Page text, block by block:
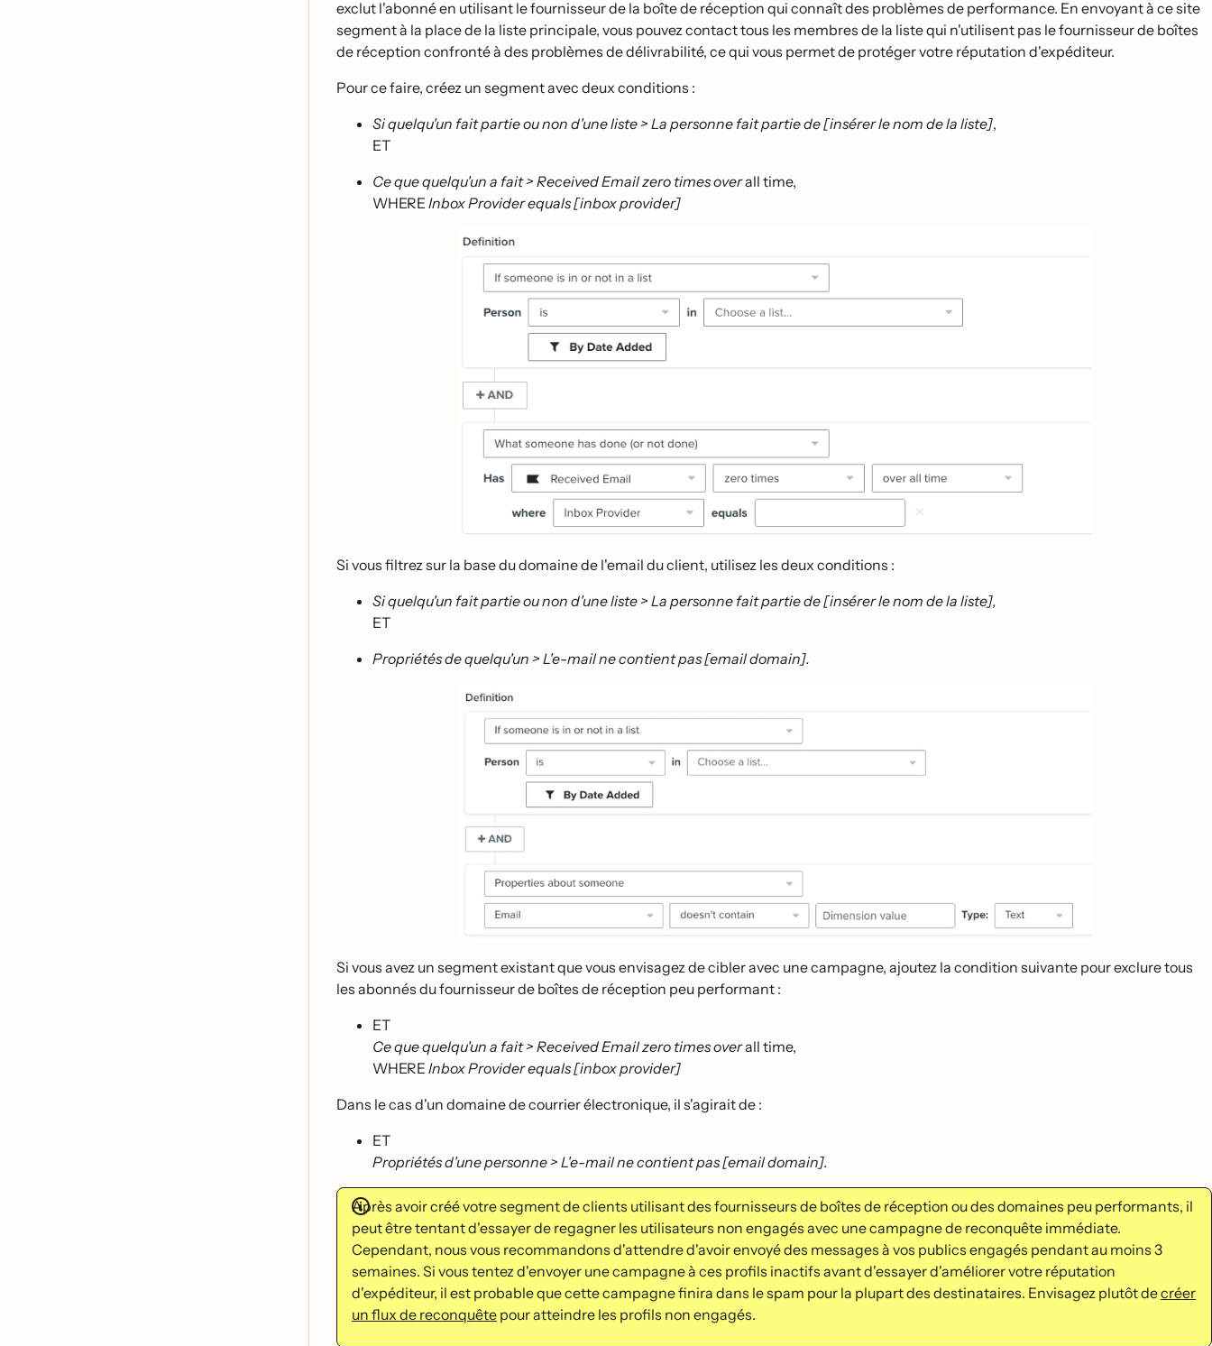
exclut l'abonné en utilisant le fournisseur de la boîte de réception qui connaît des problèmes de performance. En envoyant à ce site
segment à la place de la liste principale, vous pouvez contact tous les membres de la liste qui n'utilisent pas le fournisseur de boîtes
de réception confronté à des problèmes de délivrabilité, ce qui vous permet de protéger votre réputation d'expéditeur.
Pour ce faire, créez un segment avec deux conditions :
Si quelqu'un fait partie ou non d'une liste > La personne fait partie de [insérer le nom de la liste],
ET
Ce que quelqu'un a fait > Received Email zero times overall time,
WHERE Inbox Provider equals [inbox provider]
Si vous filtrez sur la base du domaine de l'email du client, utilisez les deux conditions :
Si quelqu'un fait partie ou non d'une liste > La personne fait partie de [insérer le nom de la liste],
ET
Propriétés de quelqu'un > L'e-mail ne contient pas [email domain].
Si vous avez un segment existant que vous envisagez de cibler avec une campagne, ajoutez la condition suivante pour exclure tous
les abonnés du fournisseur de boîtes de réception peu performant :
ET
Ce que quelqu'un a fait > Received Email zero times overall time,
WHERE Inbox Provider equals [inbox provider]
Dans le cas d'un domaine de courrier électronique, il s'agirait de :
ET
Propriétés d'une personne > L'e-mail ne contient pas [email domain].
Après avoir créé votre segment de clients utilisant des fournisseurs de boîtes de réception ou des domaines peu performants, il
peut être tentant d'essayer de regagner les utilisateurs non engagés avec une campagne de reconquête immédiate.
Cependant, nous vous recommandons d'attendre d'avoir envoyé des messages à vos publics engagés pendant au moins 3
semaines. Si vous tentez d'envoyer une campagne à ces profils inactifs avant d'essayer d'améliorer votre réputation
d'expéditeur, il est probable que cette campagne finira dans le spam pour la plupart des destinataires. Envisagez plutôt decréer
un flux de reconquête pour atteindre les profils non engagés.